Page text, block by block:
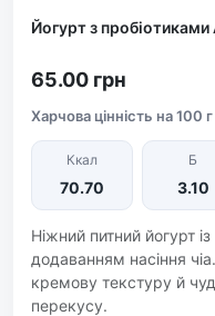
Йогурт з
65.00 грн
Харчова цінність на 100 г
Ккал
70.70
Б
3.10
Ніжний питний йогурт
додаванням насіння
кремову текстуру й
перекусу.